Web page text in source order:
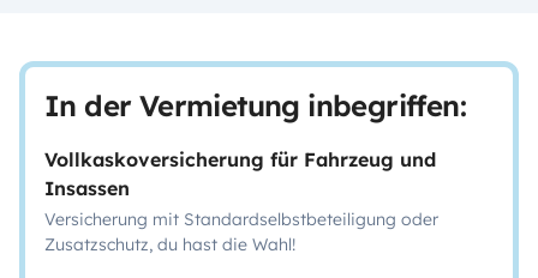
In der Vermietung inbegriffen:
Vollkaskoversicherung für Fahrzeug und
Insassen
Versicherung mit Standardselbstbeteiligung oder
Zusatzschutz, du hast die Wahl!